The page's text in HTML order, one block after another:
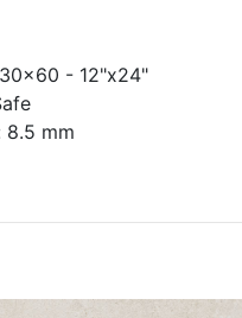
30x60 - 12"x24"
8.5 mm